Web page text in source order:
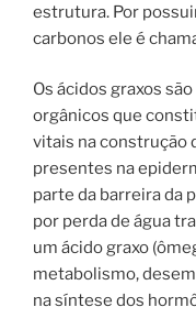
estrutura. Por
carbonos ele é
Os ácidos graxos
orgânicos que
vitais na construção
presentes na
parte da barreira da
por perda de água
um ácido graxo
metabolismo,
na síntese dos